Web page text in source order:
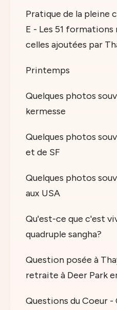
Pratique de la pleine
E - Les 51 formations
celles ajoutées par
Printemps
Quelques photos
kermesse
Quelques photos
et de SF
Quelques photos
aux USA
Qu'est-ce que c'est
quadruple sangha?
Question posée à
retraite à Deer Park
Questions du Coeur -